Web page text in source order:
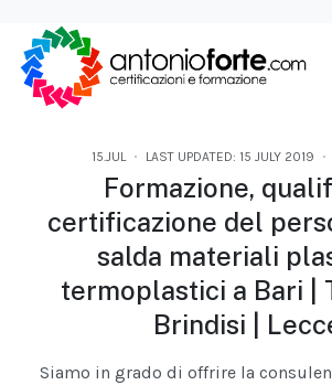
15.JUL LAST UPDATED: 15 JULY 2019
Formazione,
certificazione del
salda materiali
termoplastici a Bari |
Brindisi |
Siamo in grado di offrire la